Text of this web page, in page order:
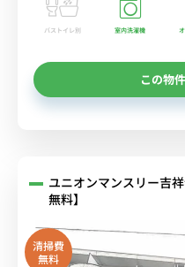
バストイレ別 室内洗濯機
この物
ユニオンマンスリー吉
無料】
清掃費
無料